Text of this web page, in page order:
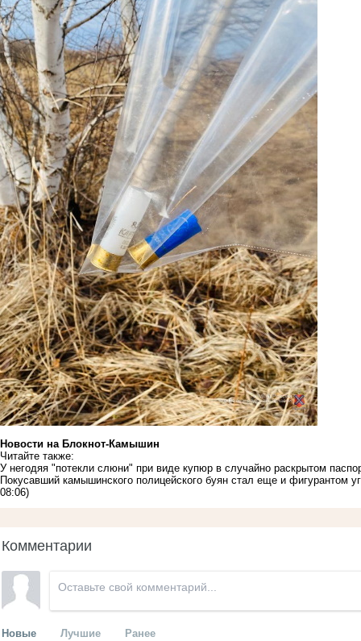
Новости на Блoкнoт-Камышин
Читайте также:
У негодяя "потекли слюни" при виде купюр в случайно раскрытом
Покусавший камышинского полицейского буян стал еще и фигурантом
08:06)
Комментарии
Новые Лучшие Ранее